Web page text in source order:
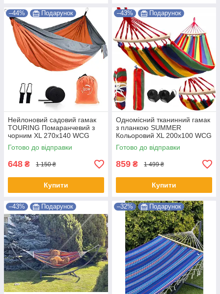
–44% Подарунок
Нейлоновий садовий гамак
TOURING Помаранчевий з
чорним XL 270х140 WCG
Shopik
Готово до відправки
648 ₴ 1 150 ₴
Купити
–43% Подарунок
Одномісний тканинний гамак
з планкою SUMMER
Кольоровий XL 200х100 WCG
Shopik
Готово до відправки
859 ₴ 1 499 ₴
Купити
–43% Подарунок –32% Подарунок